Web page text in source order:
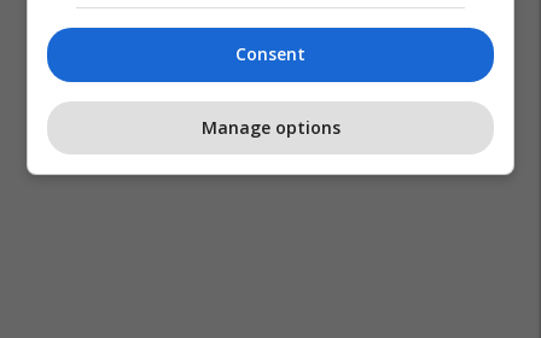
Consent
Manage options